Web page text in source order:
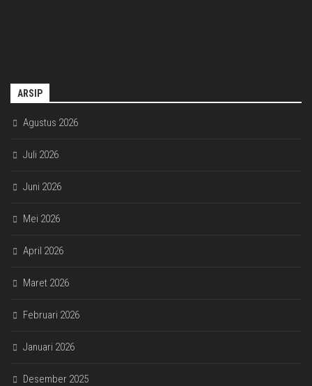
ARSIP
Agustus 2026
Juli 2026
Juni 2026
Mei 2026
April 2026
Maret 2026
Februari 2026
Januari 2026
Desember 2025